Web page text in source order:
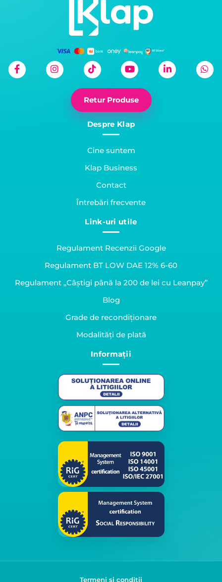
Retur Produse
Despre Klap
Cine suntem
Klap Business
Contact
Întrebări frecvente
Link-uri utile
Regulament Recenzii Google
Regulament BT LOW DAE 12% 6-60
Regulament „Câștigi până la 200 de lei cu Leanpay”
Blog
Grade de recondiționare
Modalități de plată
Informații
Termeni și condiții